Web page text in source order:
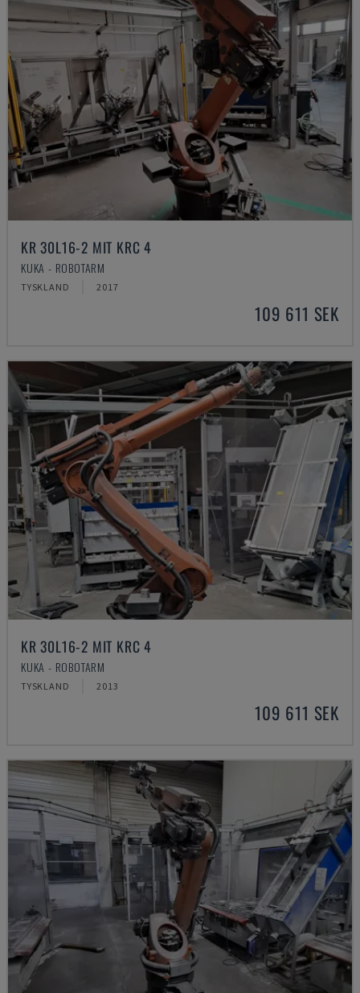
KR 30L16-2 MIT KRC 4
KUKA - ROBOTARM
TYSKLAND 2017
109 611 SEK
KR 30L16-2 MIT KRC 4
KUKA - ROBOTARM
TYSKLAND 2013
109 611 SEK